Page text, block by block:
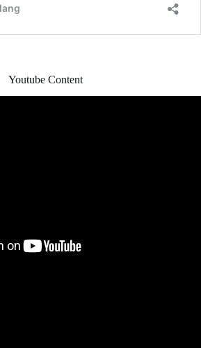
Youtube Content